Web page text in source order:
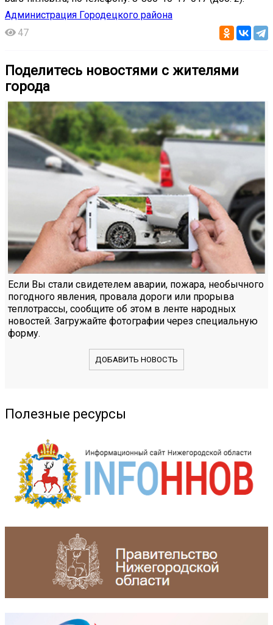
Администрация Городецкого района
47
Поделитесь новостями с жителями
города
Если Вы стали свидетелем аварии, пожара, необычного
погодного явления, провала дороги или прорыва
теплотрассы, сообщите об этом в ленте народных
новостей. Загружайте фотографии через специальную
форму.
ДОБАВИТЬ НОВОСТЬ
Полезные ресурсы